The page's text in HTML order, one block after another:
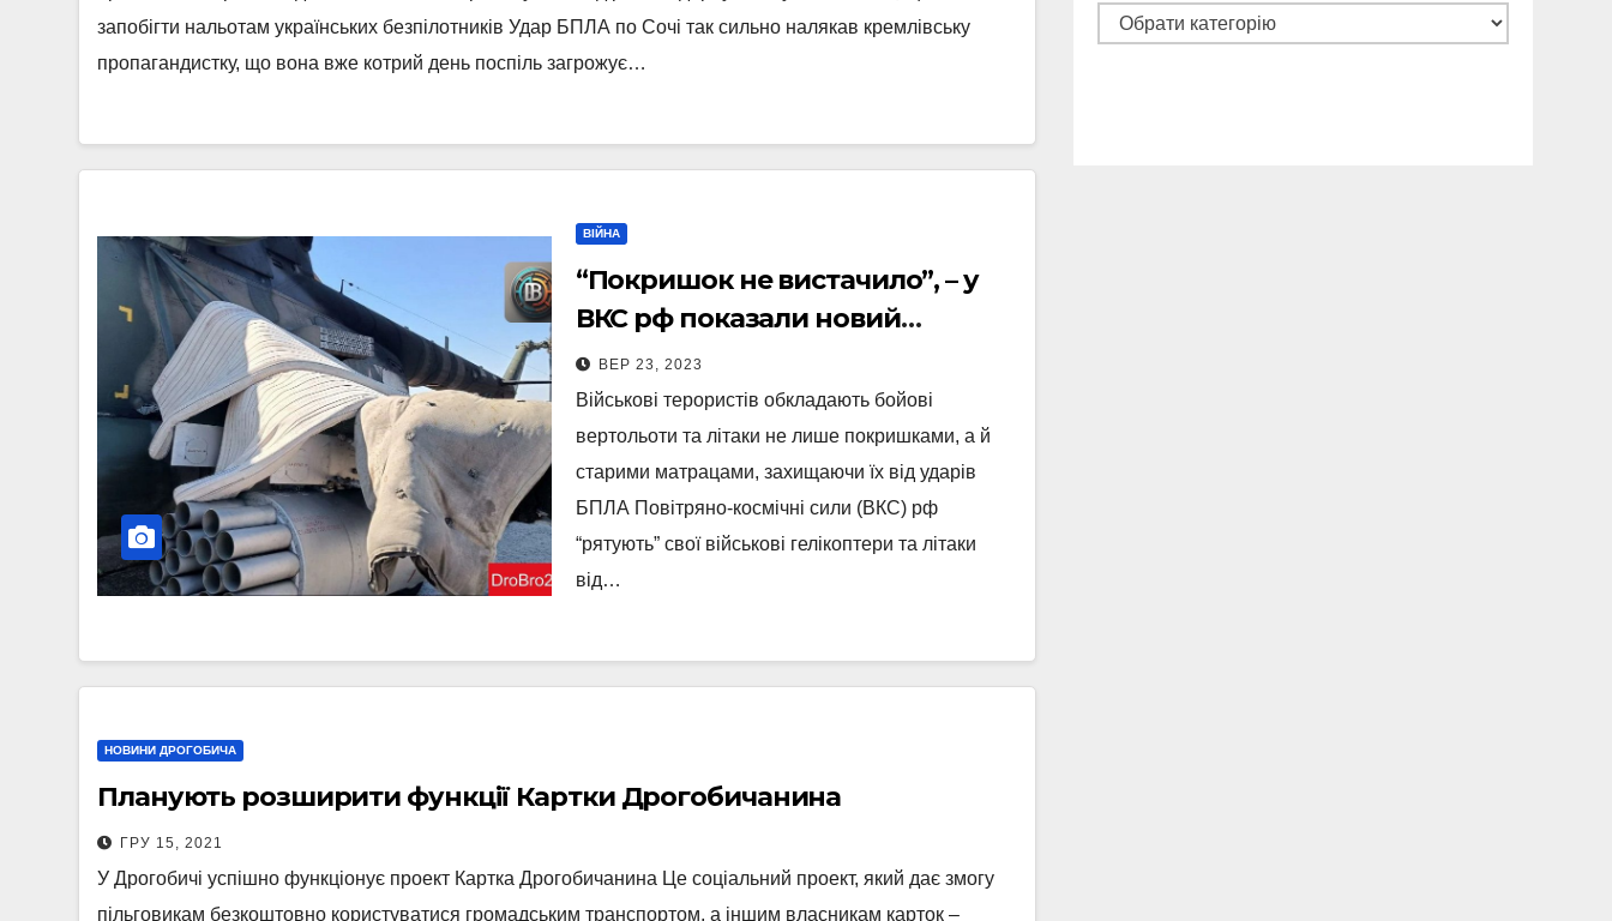
запобігти нальотам українських безпілотників Удар БПЛА по Сочі так сильно налякав кремлівську
пропагандистку, що вона вже котрий день поспіль загрожує…
ВІЙНА
“Покришок не вистачило”, – у
ВКС рф показали новий
“захист” гелікоптерів від БПЛА
“аналогів немає”
ВЕР 23, 2023
Військові терористів обкладають бойові
вертольоти та літаки не лише покришками, а й
старими матрацами, захищаючи їх від ударів
БПЛА Повітряно-космічні сили (ВКС) рф
“рятують” свої військові гелікоптери та літаки
від…
НОВИНИ ДРОГОБИЧА
Планують розширити функції Картки Дрогобичанина
ГРУ 15, 2021
У Дрогобичі успішно функціонує проект Картка Дрогобичанина Це соціальний проект, який дає змогу
пільговикам безкоштовно користуватися громадським транспортом, а іншим власникам карток –
Категорії